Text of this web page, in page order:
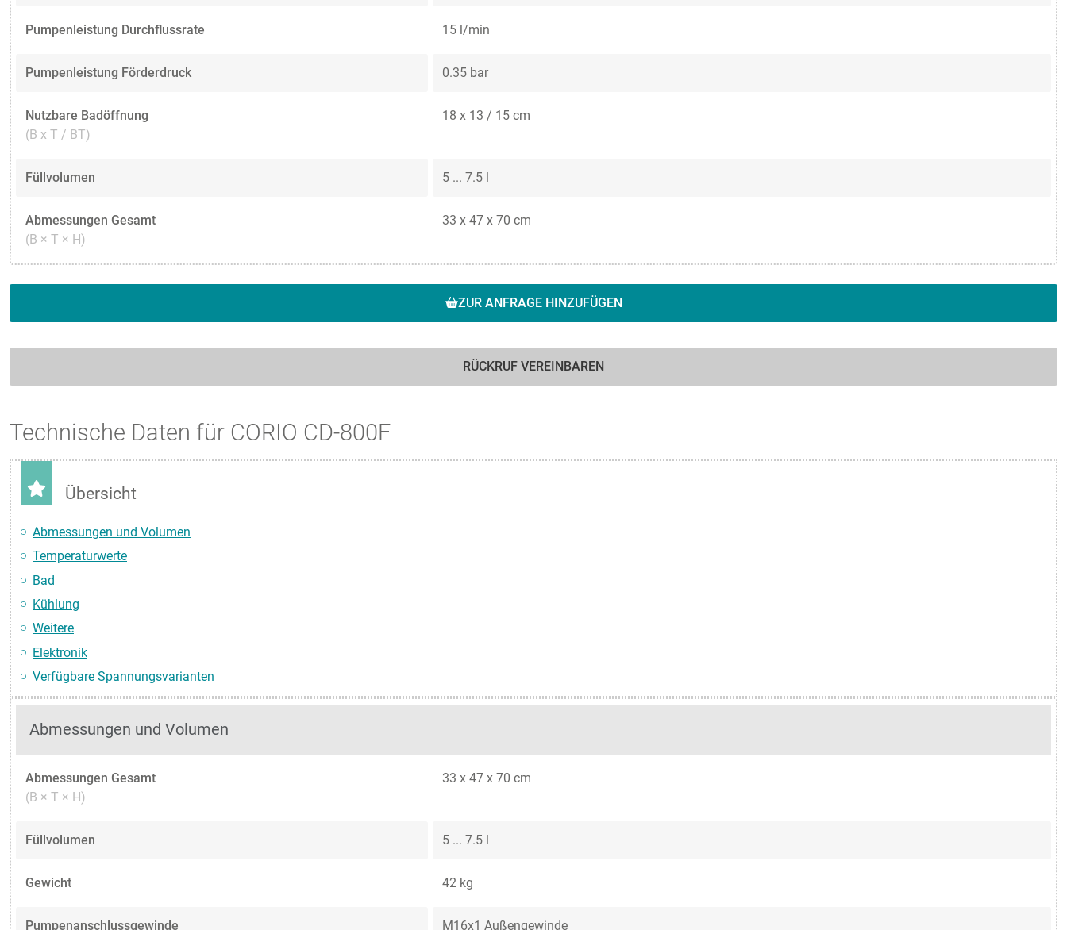
Pumpenleistung Durchflussrate 15 l/min
Pumpenleistung Förderdruck 0.35 bar
Nutzbare Badöffnung
(B x T / BT)
18 x 13 / 15 cm
Füllvolumen 5 ... 7.5 l
Abmessungen Gesamt
(B × T × H)
33 x 47 x 70 cm
ZUR ANFRAGE HINZUFÜGEN
RÜCKRUF VEREINBAREN
Technische Daten für CORIO CD-800F
Übersicht
Abmessungen und Volumen
Temperaturwerte
Bad
Kühlung
Weitere
Elektronik
Verfügbare Spannungsvarianten
Abmessungen und Volumen
Abmessungen Gesamt
(B × T × H)
33 x 47 x 70 cm
Füllvolumen 5 ... 7.5 l
Gewicht 42 kg
Pumpenanschlussgewinde M16x1 Außengewinde